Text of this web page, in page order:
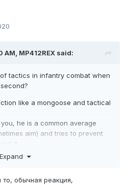
AM, MP412REX said:
tactics in infantry combat when
like a mongoose and tactical
he is a common average
aim) and tries to prevent
it.
Expand
то, обычная реакция,